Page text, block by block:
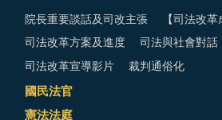
院長重要談話及司改主張 【司法改革
司法改革方案及進度 司法與社會對話
司法改革宣導影片 裁判通俗化
國民法官
憲法法庭